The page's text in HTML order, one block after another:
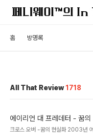
홈 방명록
All That Review1718
에이리언 대 프레데터 - 꿈
인가?
크로스 오버 -꿈의 현실화 2003년